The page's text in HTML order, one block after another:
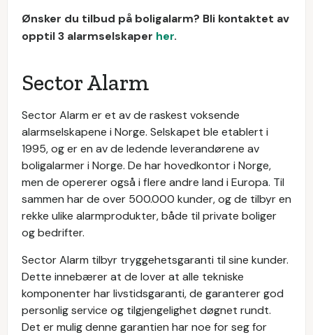
Ønsker du tilbud på boligalarm? Bli kontaktet av
opptil 3 alarmselskaper her.
Sector Alarm
Sector Alarm er et av de raskest voksende
alarmselskapene i Norge. Selskapet ble etablert i
1995, og er en av de ledende leverandørene av
boligalarmer i Norge. De har hovedkontor i Norge,
men de opererer også i flere andre land i Europa. Til
sammen har de over 500.000 kunder, og de tilbyr en
rekke ulike alarmprodukter, både til private boliger
og bedrifter.
Sector Alarm tilbyr tryggehetsgaranti til sine kunder.
Dette innebærer at de lover at alle tekniske
komponenter har livstidsgaranti, de garanterer god
personlig service og tilgjengelighet døgnet rundt.
Det er mulig denne garantien har noe for seg for